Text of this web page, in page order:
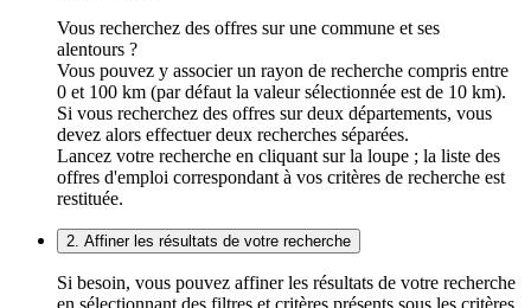
Vous recherchez des offres sur une commune et ses
alentours ?
Vous pouvez y associer un rayon de recherche compris entre
0 et 100 km (par défaut la valeur sélectionnée est de 10 km).
Si vous recherchez des offres sur deux départements, vous
devez alors effectuer deux recherches séparées.
Lancez votre recherche en cliquant sur la loupe ; la liste des
offres d'emploi correspondant à vos critères de recherche est
restituée.
2. Affiner les résultats de votre recherche
Si besoin, vous pouvez affiner les résultats de votre recherche